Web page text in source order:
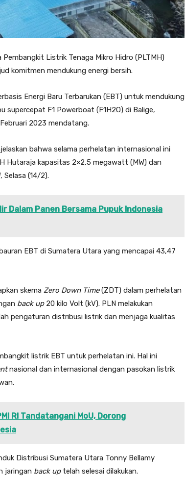
Pembangkit Listrik Tenaga Mikro Hidro (PLTMH)
komitmen mendukung energi bersih.
Energi Baru Terbarukan (EBT) untuk mendukung
supercepat F1 Powerboat (F1H2O) di Balige,
2023 mendatang.
bahwa selama perhelatan internasional ini
Hutaraja kapasitas 2×2,5 megawatt (MW) dan
Selasa (14/2).
Dalam Panen Bersama Pupuk Indonesia
EBT di Sumatera Utara yang mencapai 43,47
skema Zero Down Time(ZDT) dalam perhelatan
back up20 kilo Volt (kV). PLN melakukan
pengaturan distribusi listrik dan menjaga kualitas
listrik EBT untuk perhelatan ini. Hal ini
nasional dan internasional dengan pasokan listrik
RI Tandatangani MoU, Dorong
Distribusi Sumatera Utara Tonny Bellamy
jaringan back uptelah selesai dilakukan.